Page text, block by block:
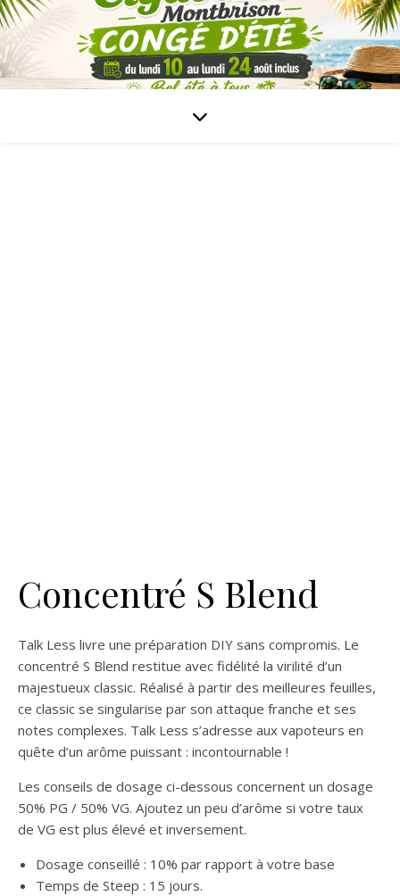
Concentré S Blend
Talk Less livre une préparation DIY sans compromis. Le
concentré S Blend restitue avec fidélité la virilité d’un
majestueux classic. Réalisé à partir des meilleures feuilles,
ce classic se singularise par son attaque franche et ses
notes complexes. Talk Less s’adresse aux vapoteurs en
quête d’un arôme puissant : incontournable !
Les conseils de dosage ci-dessous concernent un dosage
50% PG / 50% VG. Ajoutez un peu d’arôme si votre taux
de VG est plus élevé et inversement.
Dosage conseillé : 10% par rapport à votre base
Temps de Steep : 15 jours.